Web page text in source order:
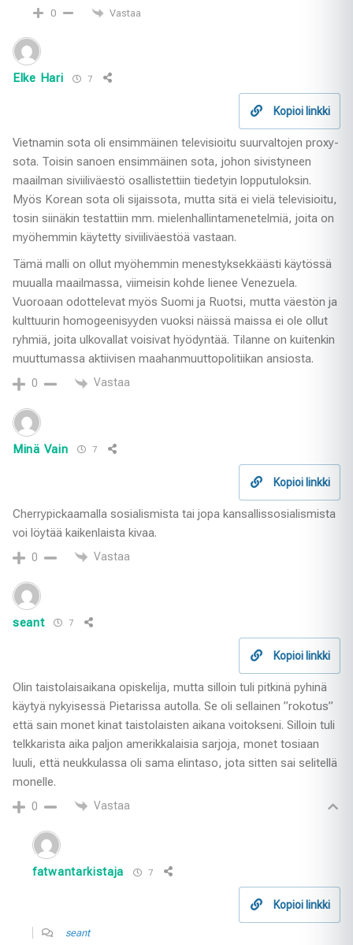
0 Vastaa
Elke Hari 7
Kopioi linkki
Vietnamin sota oli ensimmäinen televisioitu suurvaltojen proxy-
sota. Toisin sanoen ensimmäinen sota, johon sivistyneen
maailman siviiliväestö osallistettiin tiedetyin lopputuloksin.
Myös Korean sota oli sijaissota, mutta sitä ei vielä televisioitu,
tosin siinäkin testattiin mm. mielenhallintamenetelmiä, joita on
myöhemmin käytetty siviiliväestöä vastaan.
Tämä malli on ollut myöhemmin menestyksekkäästi käytössä
muualla maailmassa, viimeisin kohde lienee Venezuela.
Vuoroaan odottelevat myös Suomi ja Ruotsi, mutta väestön ja
kulttuurin homogeenisyyden vuoksi näissä maissa ei ole ollut
ryhmiä, joita ulkovallat voisivat hyödyntää. Tilanne on kuitenkin
muuttumassa aktiivisen maahanmuuttopolitiikan ansiosta.
0 Vastaa
Minä Vain 7
Kopioi linkki
Cherrypickaamalla sosialismista tai jopa kansallissosialismista
voi löytää kaikenlaista kivaa.
0 Vastaa
seant 7
Kopioi linkki
Olin taistolaisaikana opiskelija, mutta silloin tuli pitkinä pyhinä
käytyä nykyisessä Pietarissa autolla. Se oli sellainen ”rokotus”
että sain monet kinat taistolaisten aikana voitokseni. Silloin tuli
telkkarista aika paljon amerikkalaisia sarjoja, monet tosiaan
luuli, että neukkulassa oli sama elintaso, jota sitten sai selitellä
monelle.
0 Vastaa
fatwantarkistaja 7
Kopioi linkki
seant